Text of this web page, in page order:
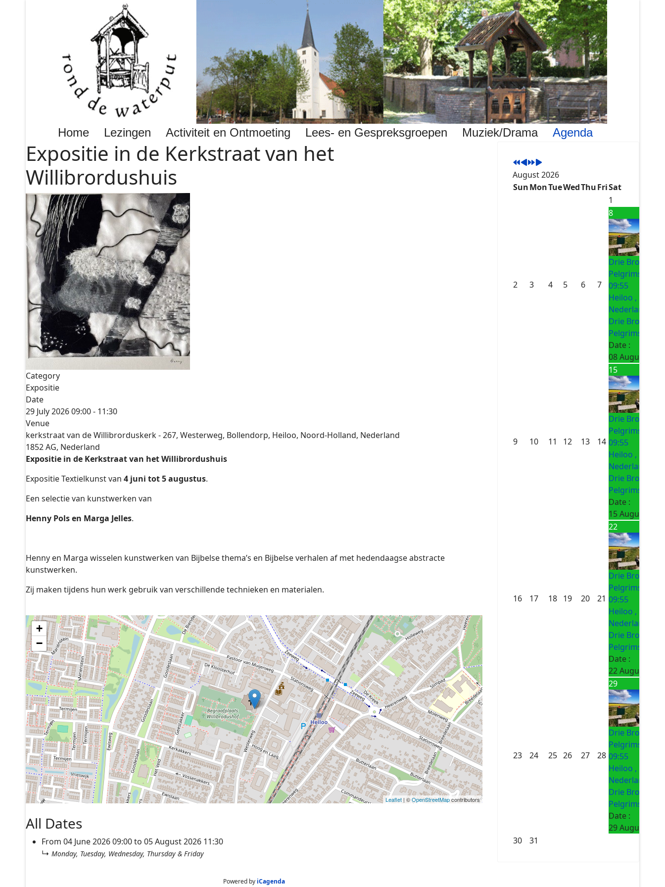
Home Lezingen Activiteit en Ontmoeting Lees- en Gespreksgroepen Muziek/Drama Agenda
Expositie in de Kerkstraat van het
Willibrordushuis
Category
Expositie
Date
29 July 202609:00- 11:30
Venue
kerkstraat van de Willibrorduskerk - 267, Westerweg, Bollendorp, Heiloo, Noord-Holland, Nederland
1852 AG, Nederland
Expositie in de Kerkstraat van het Willibrordushuis
Expositie Textielkunst van 4 juni tot 5 augustus.
Een selectie van kunstwerken van
Henny Pols en Marga Jelles.
Henny en Marga wisselen kunstwerken van Bijbelse thema’s en Bijbelse verhalen af met hedendaagse abstracte
kunstwerken.
Zij maken tijdens hun werk gebruik van verschillende technieken en materialen.
+
−
Leaflet| ©OpenStreetMapcontributors
All Dates
From 04 June 202609:00to 05 August 2026 11:30
↳ Monday, Tuesday, Wednesday, Thursday & Friday
Powered by iCagenda
YearMonth
YearMonth
August 2026
SunMonTueWedThuFriSat
1
2 3 4 5 6 7
8
Drie Bronnen
Pelgrimsroute
09:55
Heiloo ,
Nederland
Drie Bronnen
Pelgrimsroute
Date :
08 August
9 10 11 12 13 14
15
Drie Bronnen
Pelgrimsroute
09:55
Heiloo ,
Nederland
Drie Bronnen
Pelgrimsroute
Date :
15 August
16 17 18 19 20 21
22
Drie Bronnen
Pelgrimsroute
09:55
Heiloo ,
Nederland
Drie Bronnen
Pelgrimsroute
Date :
22 August
23 24 25 26 27 28
29
Drie Bronnen
Pelgrimsroute
09:55
Heiloo ,
Nederland
Drie Bronnen
Pelgrimsroute
Date :
29 August
30
31